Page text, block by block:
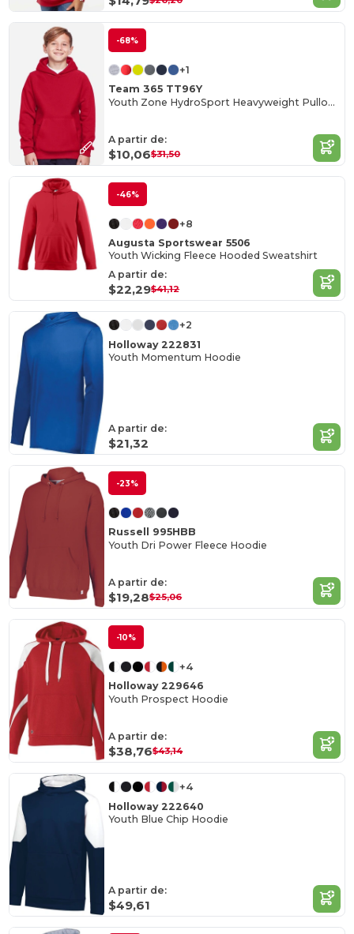
-68%
+1
Team 365 TT96Y
Youth Zone HydroSport Heavyweight Pullover Hooded Sweatshirt
A partir de:
$10,06$31,50
-46%
+8
Augusta Sportswear 5506
Youth Wicking Fleece Hooded Sweatshirt
A partir de:
$22,29$41,12
+2
Holloway 222831
Youth Momentum Hoodie
A partir de:
$21,32
-23%
Russell 995HBB
Youth Dri Power Fleece Hoodie
A partir de:
$19,28$25,06
-10%
+4
Holloway 229646
Youth Prospect Hoodie
A partir de:
$38,76$43,14
+4
Holloway 222640
Youth Blue Chip Hoodie
A partir de:
$49,61